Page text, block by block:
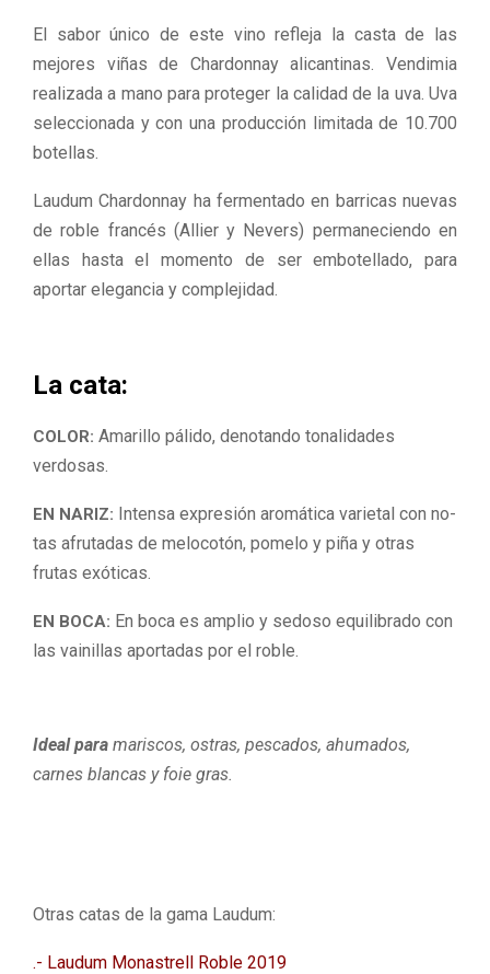
El sabor único de este vino refleja la casta de las
mejores viñas de Chardonnay alicantinas. Vendimia
realizada a mano para proteger la calidad de la uva. Uva
seleccionada y con una producción limitada de 10.700
botellas.
Laudum Chardonnay ha fermentado en barricas nuevas
de roble francés (Allier y Nevers) permaneciendo en
ellas hasta el momento de ser embotellado, para
aportar elegancia y complejidad.
La cata:
COLOR: Amarillo pálido, denotando tonalidades
verdosas.
EN NARIZ: Intensa expresión aromática varietal con no-
tas afrutadas de melocotón, pomelo y piña y otras
frutas exóticas.
EN BOCA: En boca es amplio y sedoso equilibrado con
las vainillas aportadas por el roble.
Ideal para mariscos, ostras, pescados, ahumados,
carnes blancas y foie gras.
Otras catas de la gama Laudum:
.- Laudum Monastrell Roble 2019